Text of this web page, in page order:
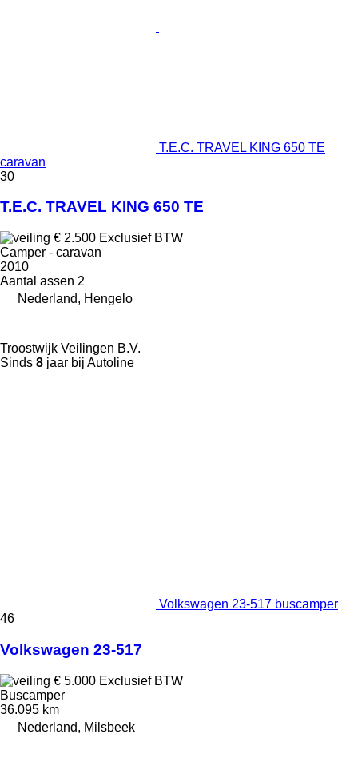
T.E.C. TRAVEL KING 650 TE
caravan
30
T.E.C. TRAVEL KING 650 TE
€ 2.500 Exclusief BTW
Camper - caravan
2010
Aantal assen 2
Nederland, Hengelo
Troostwijk Veilingen B.V.
Sinds 8 jaar bij Autoline
Volkswagen 23-517 buscamper
46
Volkswagen 23-517
€ 5.000 Exclusief BTW
Buscamper
36.095 km
Nederland, Milsbeek